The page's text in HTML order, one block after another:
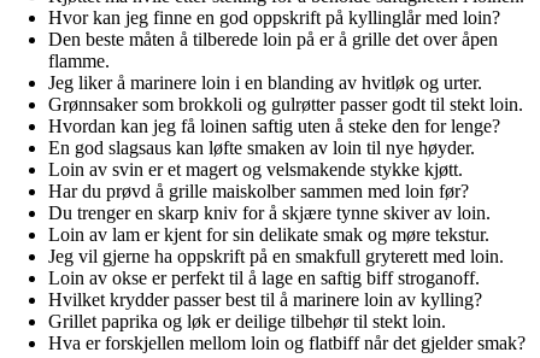
Hvor kan jeg finne en god oppskrift på kyllinglår med loin?
Den beste måten å tilberede loin på er å grille det over åpen
flamme.
Jeg liker å marinere loin i en blanding av hvitløk og urter.
Grønnsaker som brokkoli og gulrøtter passer godt til stekt loin.
Hvordan kan jeg få loinen saftig uten å steke den for lenge?
En god slagsaus kan løfte smaken av loin til nye høyder.
Loin av svin er et magert og velsmakende stykke kjøtt.
Har du prøvd å grille maiskolber sammen med loin før?
Du trenger en skarp kniv for å skjære tynne skiver av loin.
Loin av lam er kjent for sin delikate smak og møre tekstur.
Jeg vil gjerne ha oppskrift på en smakfull gryterett med loin.
Loin av okse er perfekt til å lage en saftig biff stroganoff.
Hvilket krydder passer best til å marinere loin av kylling?
Grillet paprika og løk er deilige tilbehør til stekt loin.
Hva er forskjellen mellom loin og flatbiff når det gjelder smak?